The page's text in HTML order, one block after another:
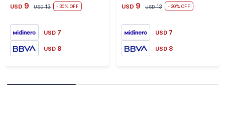
USD 9 USD 13 30
USD 7
USD 8
USD 9 USD 13 30
USD 7
USD 8